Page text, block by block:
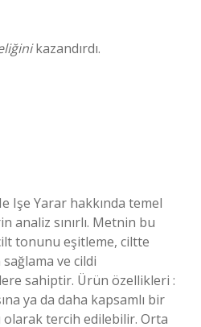
kazandırdı.
Işe Yarar hakkında temel
analiz sınırlı. Metnin bu
tonunu eşitleme, ciltte
ve cildi
sahiptir. Ürün özellikleri :
ya da daha kapsamlı bir
olarak tercih edilebilir. Orta